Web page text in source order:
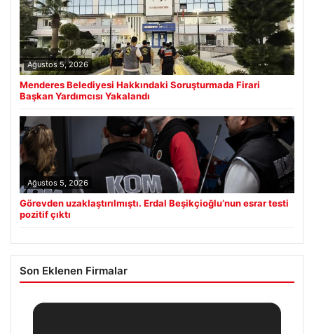
Ağustos 5, 2026
Menderes Belediyesi Hakkındaki Soruşturmada Firari
Başkan Yardımcısı Yakalandı
Ağustos 5, 2026
Görevden uzaklaştırılmıştı. Erdal Beşikçioğlu’nun esrar testi
pozitif çıktı
Son Eklenen Firmalar